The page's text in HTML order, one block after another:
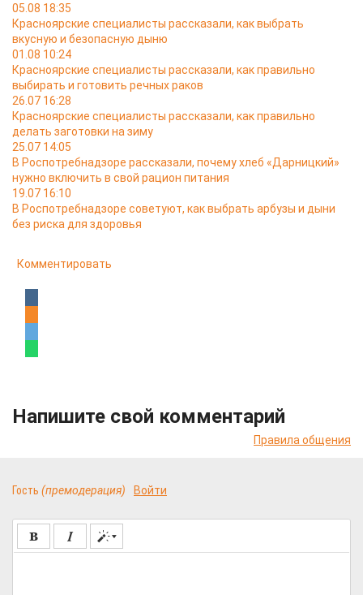
05.08 18:35
Красноярские специалисты рассказали, как выбрать
вкусную и безопасную дыню
01.08 10:24
Красноярские специалисты рассказали, как правильно
выбирать и готовить речных раков
26.07 16:28
Красноярские специалисты рассказали, как правильно
делать заготовки на зиму
25.07 14:05
В Роспотребнадзоре рассказали, почему хлеб «Дарницкий»
нужно включить в свой рацион питания
19.07 16:10
В Роспотребнадзоре советуют, как выбрать арбузы и дыни
без риска для здоровья
Комментировать
Напишите свой комментарий
Правила общения
Гость (премодерация) Войти